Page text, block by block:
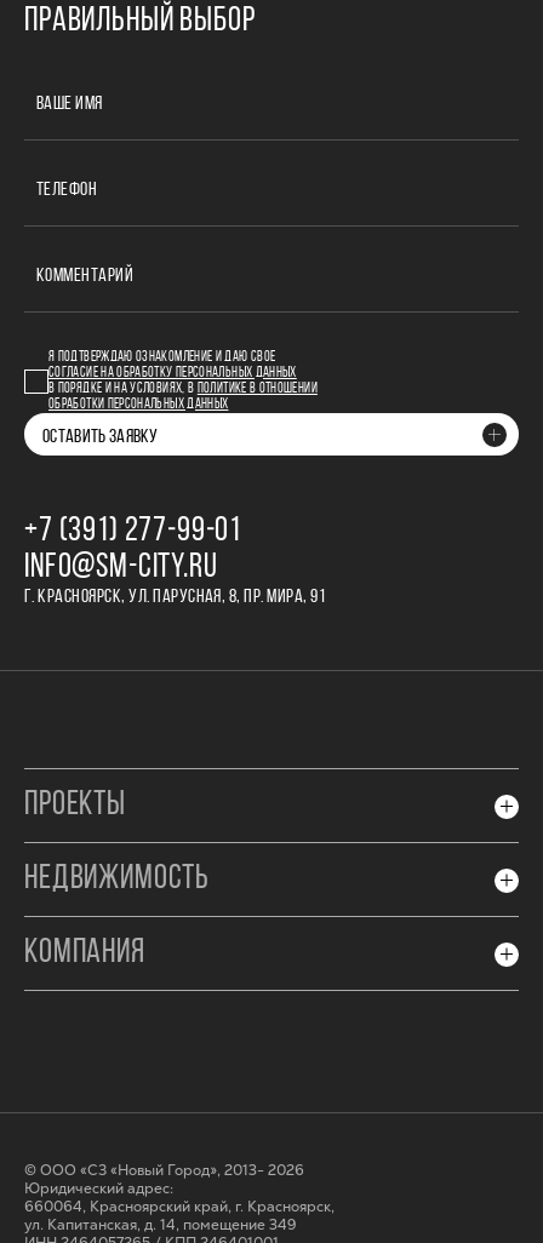
ПРАВИЛЬНЫЙ ВЫБОР
ВАШЕ ИМЯ
ТЕЛЕФОН
КОММЕНТАРИЙ
Я ПОДТВЕРЖДАЮ ОЗНАКОМЛЕНИЕ И ДАЮ СВОЕ
СОГЛАСИЕ НА ОБРАБОТКУ ПЕРСОНАЛЬНЫХ ДАННЫХ
В ПОРЯДКЕ И НА УСЛОВИЯХ, В
ПОЛИТИКЕ В ОТНОШЕНИИ
ОБРАБОТКИ ПЕРСОНАЛЬНЫХ ДАННЫХ
ОСТАВИТЬ ЗАЯВКУ
+7 (391) 277‒99‒01
INFO@SM-CITY.RU
Г. КРАСНОЯРСК, УЛ. ПАРУСНАЯ, 8, ПР. МИРА, 91
ПРОЕКТЫ
НЕДВИЖИМОСТЬ
КОМПАНИЯ
© ООО «СЗ «Новый Город», 2013- 2026
Юридический адрес:
660064, Красноярский край, г. Красноярск,
ул. Капитанская, д. 14, помещение 349